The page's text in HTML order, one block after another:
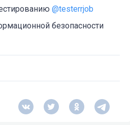
@testerrjob
безопасности